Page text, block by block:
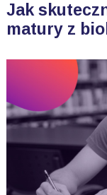
Jak
matury z